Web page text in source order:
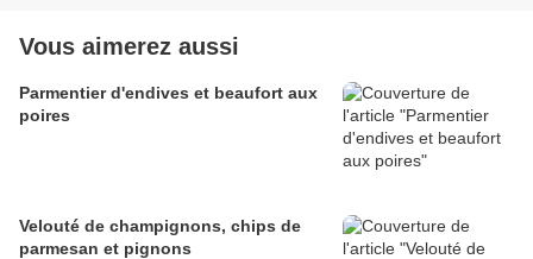
Vous aimerez aussi
Parmentier d'endives et beaufort aux
poires
Velouté de champignons, chips de
parmesan et pignons